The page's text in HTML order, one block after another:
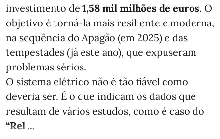
investimento de 1,58 mil milhões de euros. O
objetivo é torná-la mais resiliente e moderna,
na sequência do Apagão (em 2025) e das
tempestades (já este ano), que expuseram
problemas sérios.
O sistema elétrico não é tão fiável como
deveria ser. É o que indicam os dados que
resultam de vários estudos, como é caso do
“Rel ...